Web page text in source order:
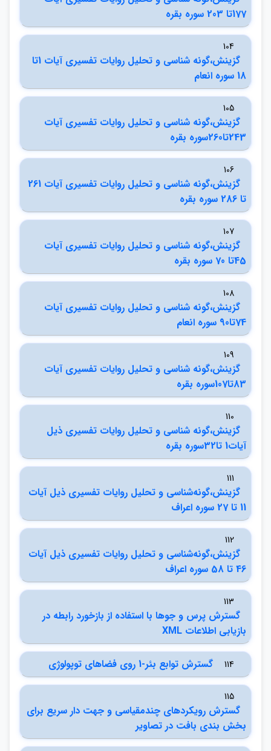
177تا 203 سوره بقره
104
گزينش،گونه شناسي و تحليل روايات تفسيري آيات 1تا
18 سوره انعام
105
گزينش،گونه شناسي و تحليل روايات تفسيري آيات
243تا260سوره بقره
106
گزينش،گونه شناسي و تحليل روايات تفسيري آيات 261
تا 286 سوره بقره
107
گزينش،گونه شناسي و تحليل روايات تفسيري آيات
45تا 70 سوره بقره
108
گزينش،گونه شناسي و تحليل روايات تفسيري آيات
74تا90 سوره انعام
109
گزينش،گونه شناسي و تحليل روايات تفسيري آيات
83تا107سوره بقره
110
گزينش،گونه شناسي و تحليل روايات تفسيري ذيل
آيات1 تا32سوره بقره
111
گزينش،گونه‌شناسي و تحليل روايات تفسيري ذيل آيات
11 تا 27 سوره اعراف
112
گزينش،گونه‌شناسي و تحليل روايات تفسيري ذيل آيات
46 تا 58 سوره اعراف
113
گسترش پرس و جوها با استفاده از بازخورد رابطه در
بازيابي اطلاعات XML
114 گسترش توابع بئر-1 روي فضاهاي توپولوژي
115
گسترش رويكردهاي چندمقياسي و جهت دار سريع براي
بخش بندي بافت در تصاوير